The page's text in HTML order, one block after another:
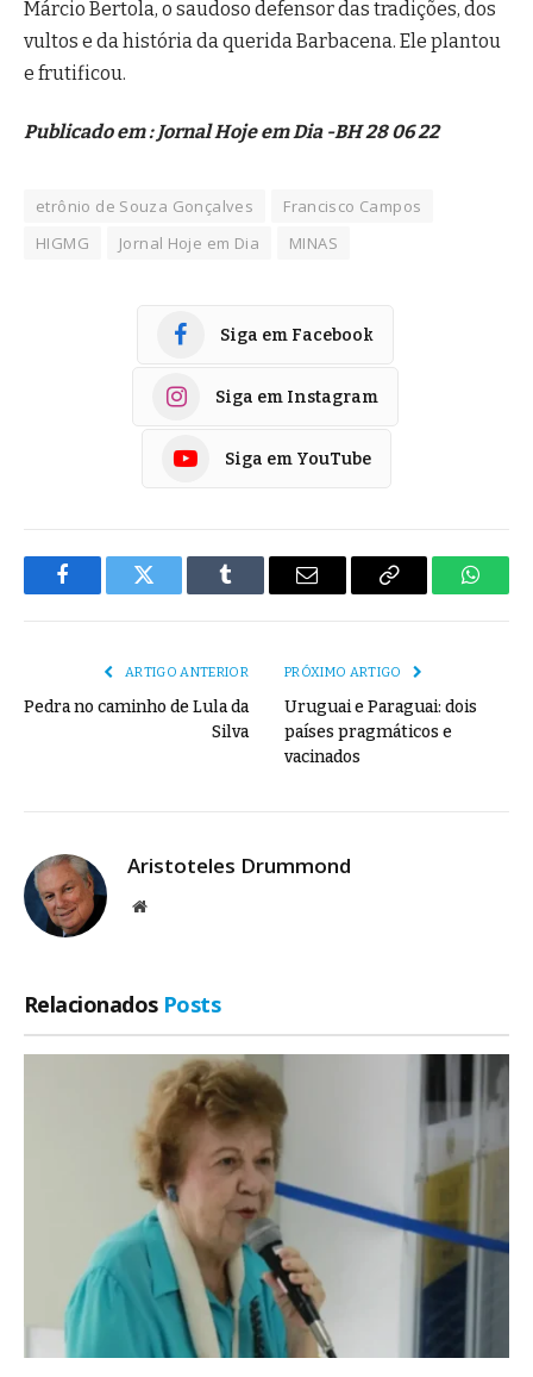
Márcio Bertola, o saudoso defensor das tradições, dos
vultos e da história da querida Barbacena. Ele plantou
e frutificou.
Publicado em : Jornal Hoje em Dia -BH 28 06 22
etrônio de Souza Gonçalves
Francisco Campos
HIGMG
Jornal Hoje em Dia MINAS
Siga em Facebook
Siga em Instagram
Siga em YouTube
FacebookTwitter Tumblr
E-
Copiar
ARTIGO ANTERIOR
Pedra no caminho de Lula da
Silva
PRÓXIMO ARTIGO
Uruguai e Paraguai: dois
países pragmáticos e
vacinados
Aristoteles Drummond
Site
Relacionados Posts